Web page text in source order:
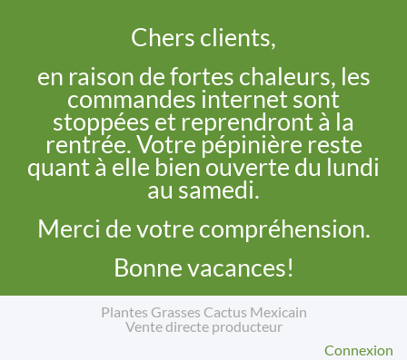
Chers clients,
en raison de fortes chaleurs, les
commandes internet sont
stoppées et reprendront à la
rentrée. Votre pépinière reste
quant à elle bien ouverte du lundi
au samedi.
Merci de votre compréhension.
Bonne vacances!
Plantes Grasses Cactus Mexicain
Vente directe producteur
Connexion